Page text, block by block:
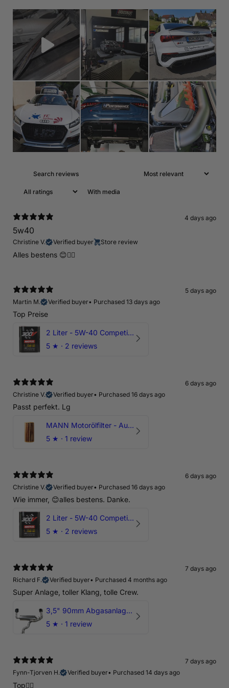
With media
4 days ago
5w40
Christine V. Verified buyer Store review
Alles bestens 😊👍🏻
5 days ago
Martin M.
Verified buyer• Purchased 13 days ago
Top Preise
2 Liter - 5W-40 Competition 300V Motul Motoröl
5 ★ · 2 reviews
6 days ago
Christine V.
Verified buyer• Purchased 16 days ago
Passt perfekt. Lg
MANN Motorölfilter - Audi RS3 TTRS RSQ3 VZ5 - DAZ DNW
5 ★ · 1 review
6 days ago
Christine V.
Verified buyer• Purchased 16 days ago
Wie immer, 😊alles bestens. Danke.
2 Liter - 5W-40 Competition 300V Motul Motoröl
5 ★ · 2 reviews
7 days ago
Richard F.
Verified buyer• Purchased 4 months ago
Super Anlage, toller Klang, tolle Crew.
3,5" 90mm Abgasanlage AUDI RSQ3 DNWA 2.5 TFSI
5 ★ · 1 review
7 days ago
Fynn-Tjorven H.
Verified buyer• Purchased 14 days ago
Top👍🏼